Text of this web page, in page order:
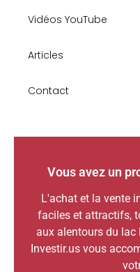
Vidéos YouTube
Articles
Contact
Vous avez un
L'achat et la vente
faciles et attractifs,
aux alentours du lac
Investir.us vous